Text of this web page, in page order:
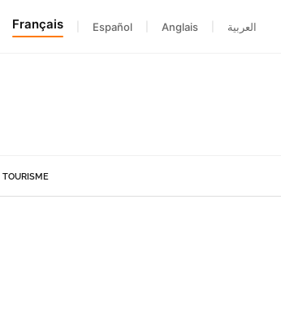
Français Español Anglais العربية
TOURISME